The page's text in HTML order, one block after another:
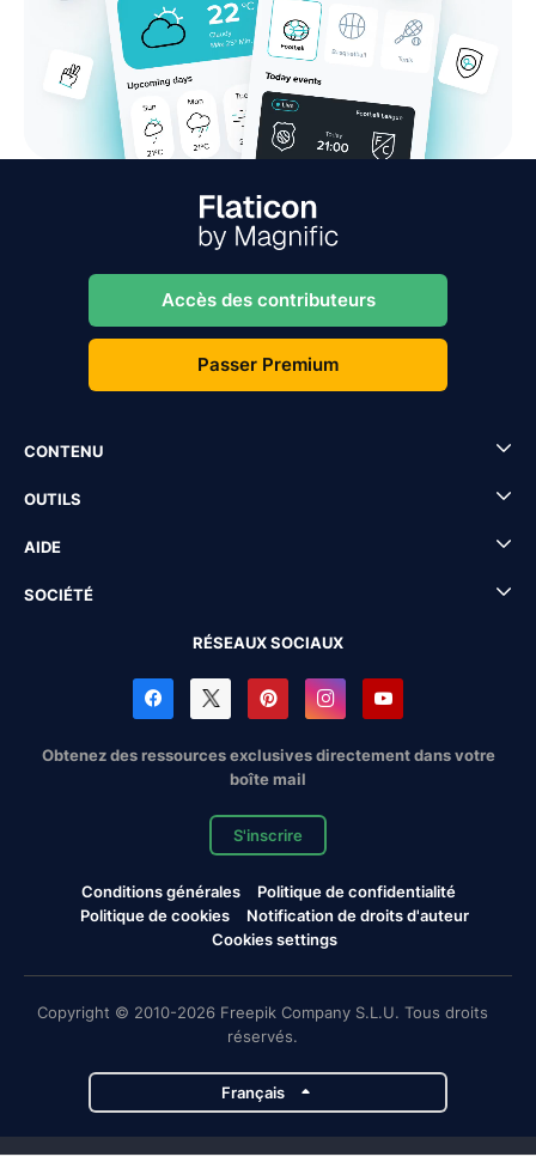
Accès des contributeurs
Passer Premium
CONTENU
OUTILS
AIDE
SOCIÉTÉ
RÉSEAUX SOCIAUX
Obtenez des ressources exclusives directement dans votre
boîte mail
S'inscrire
Conditions générales
Politique de confidentialité
Politique de cookies
Notification de droits d'auteur
Cookies settings
Copyright © 2010-2026 Freepik Company S.L.U. Tous droits
réservés.
Français